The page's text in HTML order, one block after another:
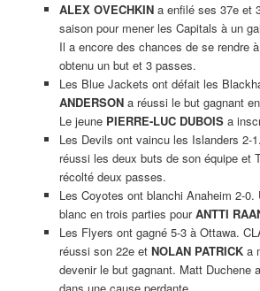
ALEX OVECHKINa enfilé ses 37e et
saison pour mener les Capitals à un
Il a encore des chances de se rendre
obtenu un but et 3 passes.
Les Blue Jackets ont défait les
ANDERSONa réussi le but gagnant
Le jeune PIERRE-LUC DUBOISa
Les Devils ont vaincu les Islanders 2-
réussi les deux buts de son équipe et
récolté deux passes.
Les Coyotes ont blanchi Anaheim 2-0.
blanc en trois parties pourANTTI
Les Flyers ont gagné 5-3 à Ottawa.
réussi son 22e et NOLAN PATRICKa
devenir le but gagnant. Matt Duchene